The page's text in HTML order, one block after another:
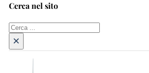
Cerca nel sito
Cerca
×